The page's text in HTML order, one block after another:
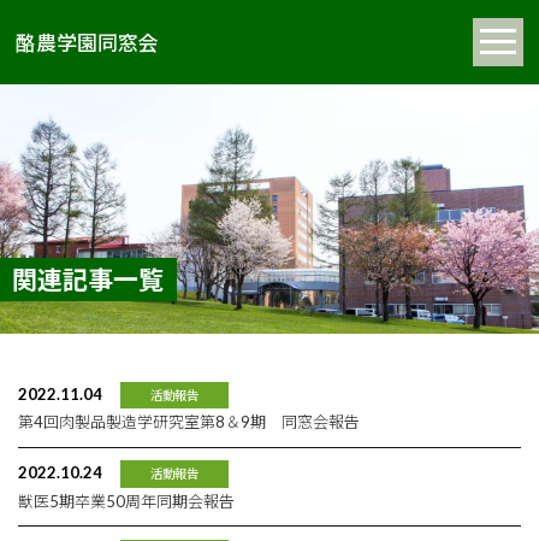
酪農学園同窓会
関連記事一覧
2022.11.04 活動報告
第4回肉製品製造学研究室第8＆9期 同窓会報告
2022.10.24 活動報告
獣医5期卒業50周年同期会報告